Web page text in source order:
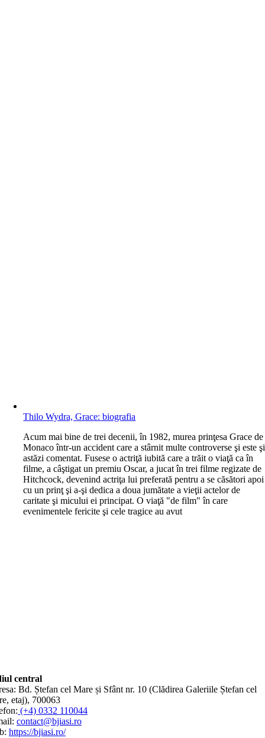
Thilo Wydra, Grace: biografia
Acum mai bine de trei decenii, în 1982, murea prinţesa Grace de
Monaco într-un accident care a stârnit multe controverse şi este şi
astăzi comentat. Fusese o actriţă iubită care a trăit o viaţă ca în
filme, a câştigat un premiu Oscar, a jucat în trei filme regizate de
Hitchcock, devenind actriţa lui preferată pentru a se căsători apoi
cu un prinţ şi a-şi dedica a doua jumătate a vieţii actelor de
caritate şi micului ei principat. O viaţă "de film" în care
evenimentele fericite şi cele tragice au avut
central
Bd. Ștefan cel Mare și Sfânt nr. 10 (Clădirea Galeriile Ștefan cel
etaj), 700063
(+4) 0332 110044
contact@bjiasi.ro
https://bjiasi.ro/